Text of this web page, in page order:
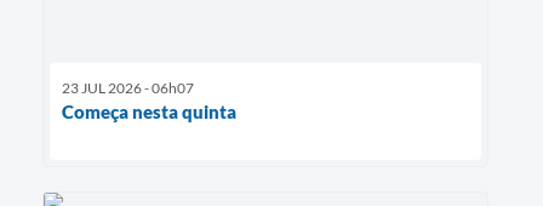
23 JUL 2026 - 06h07
Começa nesta quinta